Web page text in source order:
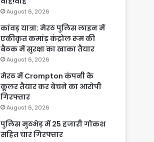
August 6, 2026
कांवड़ यात्रा: मेरठ पुलिस लाइन में
एकीकृत कमांड़ कंट्रोल रूम की
बैठक में सुरक्षा का खाका तैयार
August 6, 2026
मेरठ में Crompton कंपनी के
कूलर तैयार कर बेचने का आरोपी
गिरफ्तार
August 6, 2026
पुलिस मुठभेड़ में 25 हजारी गोकश
सहित चार गिरफ्तार